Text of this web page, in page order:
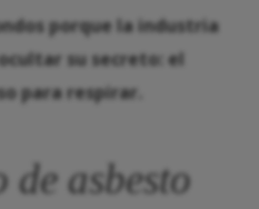
porque la industria
su secreto: el
para respirar.
de asbesto